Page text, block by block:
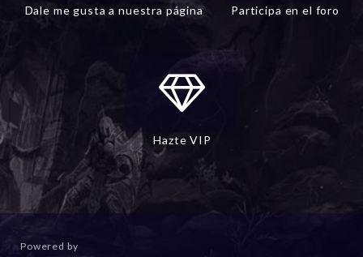
Dale me gusta a nuestra página Participa en el foro
Hazte VIP
Powered by